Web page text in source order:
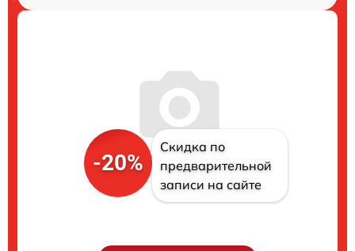
-20%
Скидка по
предварительной
записи на сайте